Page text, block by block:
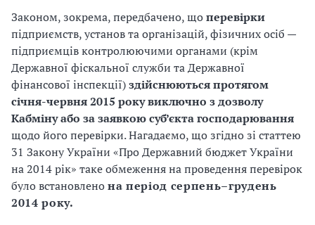
Законом, зокрема, передбачено, щоперевірки
підприємств, установ та організацій, фізичних осіб —
підприємців контролюючими органами (крім
Державної фіскальної служби та Державної
фінансової інспекції)здійснюються протягом
січня-червня 2015 року виключно з дозволу
Кабміну або за заявкою суб’єкта господарювання
щодо його перевірки. Нагадаємо, що згідно зі статтею
31 Закону України «Про Державний бюджет України
на 2014 рік» таке обмеження на проведення перевірок
було встановленона період серпень–грудень
2014 року.
и
С
У
О
П
б
л